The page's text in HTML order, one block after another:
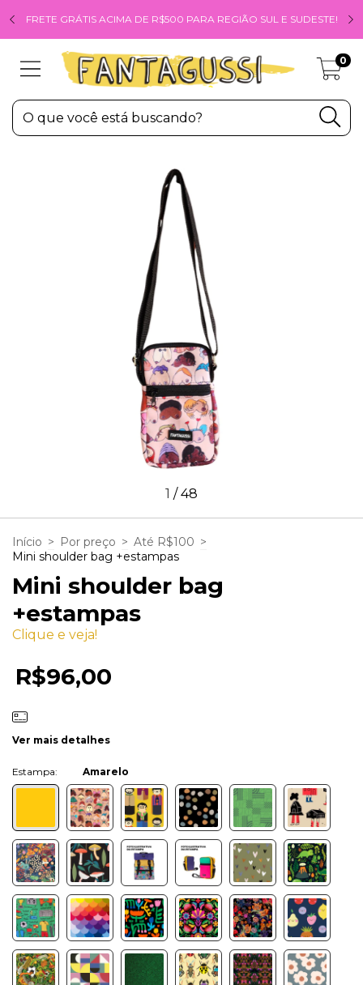
FRETE GRÁTIS ACIMA DE R$500 PARA REGIÃO SUL E SUDESTE!
0
1 /48
Início > Por preço > Até R$100 >
Mini shoulder bag +estampas
Mini shoulder bag
+estampas
Clique e veja!
R$96,00
Ver mais detalhes
Amarelo